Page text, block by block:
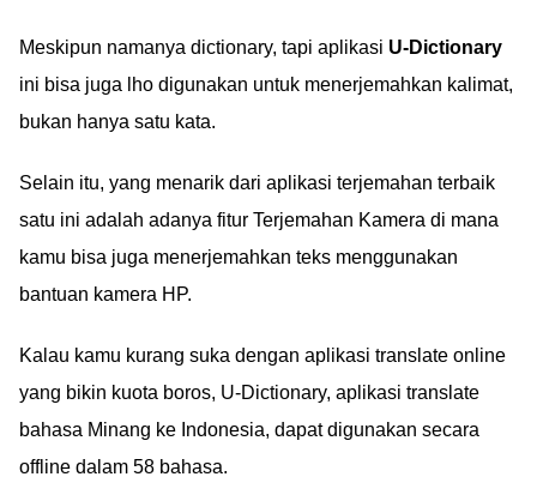
Meskipun namanya dictionary, tapi aplikasi U-Dictionary
ini bisa juga lho digunakan untuk menerjemahkan kalimat,
bukan hanya satu kata.
Selain itu, yang menarik dari aplikasi terjemahan terbaik
satu ini adalah adanya fitur Terjemahan Kamera di mana
kamu bisa juga menerjemahkan teks menggunakan
bantuan kamera HP.
Kalau kamu kurang suka dengan aplikasi translate online
yang bikin kuota boros, U-Dictionary, aplikasi translate
bahasa Minang ke Indonesia, dapat digunakan secara
offline dalam 58 bahasa.